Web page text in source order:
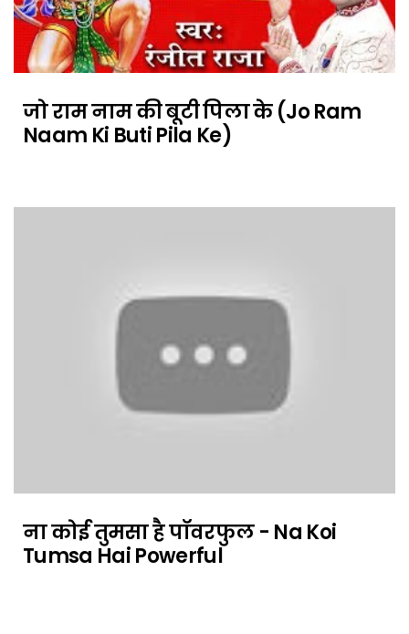
जो राम नाम की बूटी पिला के (Jo Ram
Naam Ki Buti Pila Ke)
ना कोई तुमसा है पॉवरफुल - Na Koi
Tumsa Hai Powerful